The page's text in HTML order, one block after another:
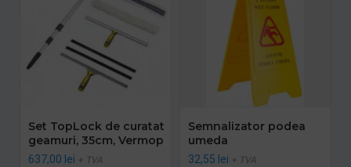
Set TopLock de curatat
geamuri, 35cm, Vermop
637,00 lei + TVA
Semnalizator podea
umeda
32,55 lei + TVA